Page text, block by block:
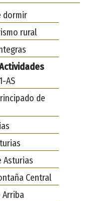
dormir
rural
AS
de
Central
Arriba